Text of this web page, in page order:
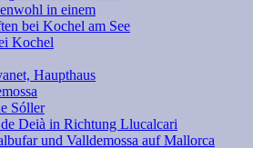
in einem
bei Kochel am See
Kochel
Haupthaus
Sóller
Deià in Richtung Llucalcari
und Valldemossa auf Mallorca